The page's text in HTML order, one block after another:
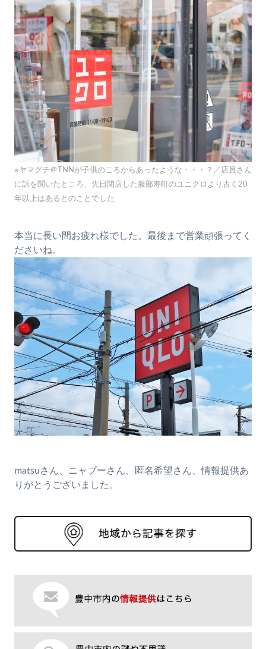
※ヤマグチ＠TNNが子供のころからあったような・・・？／店員さん
に話を聞いたところ、先日閉店した服部寿町のユニクロより古く20
年以上はあるとのことでした
本当に長い間お疲れ様でした。最後まで営業頑張ってく
ださいね。
matsuさん、ニャブーさん、匿名希望さん、情報提供あ
りがとうございました。